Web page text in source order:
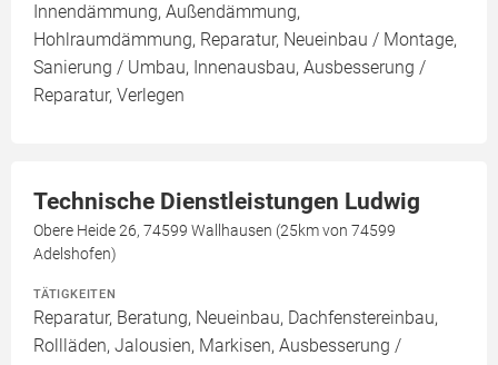
Innendämmung, Außendämmung,
Hohlraumdämmung, Reparatur, Neueinbau / Montage,
Sanierung / Umbau, Innenausbau, Ausbesserung /
Reparatur, Verlegen
Technische Dienstleistungen Ludwig
Obere Heide 26, 74599 Wallhausen (25km von 74599
Adelshofen)
TÄTIGKEITEN
Reparatur, Beratung, Neueinbau, Dachfenstereinbau,
Rollläden, Jalousien, Markisen, Ausbesserung /